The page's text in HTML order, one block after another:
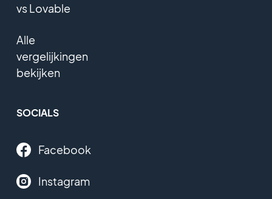
vs Lovable
Alle
vergelijkingen
bekijken
SOCIALS
Facebook
Instagram